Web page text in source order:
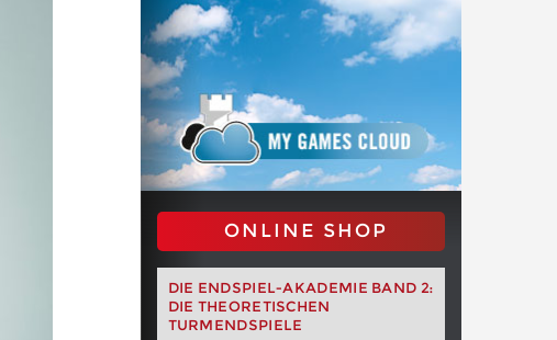
ONLINE SHOP
DIE ENDSPIEL-AKADEMIE BAND 2:
DIE THEORETISCHEN
TURMENDSPIELE